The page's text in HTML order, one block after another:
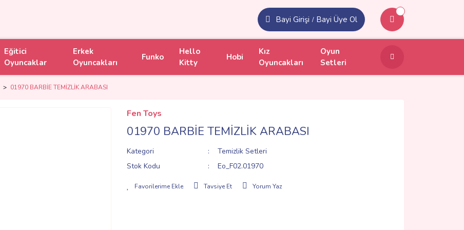
Bayi Girişi / Bayi Üye Ol
Eğitici
Oyuncaklar
Erkek
Oyuncakları
Funko
Hello
Kitty
Hobi
Kız
Oyuncakları
Oyun
Setleri
01970 BARBİE TEMİZLİK ARABASI
Fen Toys
01970 BARBİE TEMİZLİK ARABASI
Kategori
Temizlik Setleri
Stok Kodu
Eo_F02.01970
Tavsiye Et Yorum Yaz